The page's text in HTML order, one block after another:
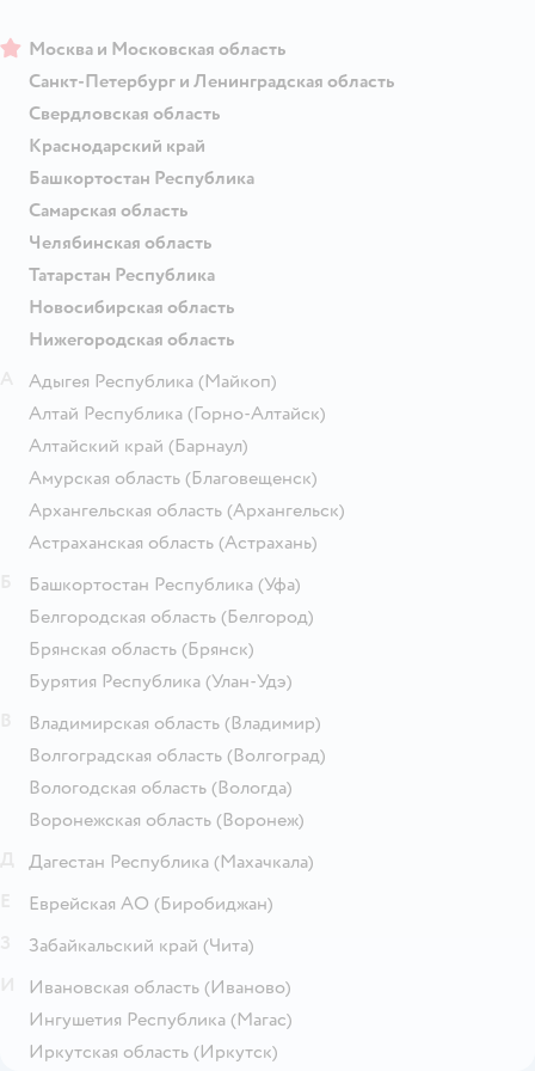
Москва и Московская область
Санкт-Петербург и Ленинградская область
Свердловская область
Краснодарский край
Башкортостан Республика
Самарская область
Челябинская область
Татарстан Республика
Новосибирская область
Нижегородская область
Адыгея Республика (Майкоп)
Алтай Республика (Горно-Алтайск)
Алтайский край (Барнаул)
Амурская область (Благовещенск)
Архангельская область (Архангельск)
Астраханская область (Астрахань)
Башкортостан Республика (Уфа)
Белгородская область (Белгород)
Брянская область (Брянск)
Бурятия Республика (Улан-Удэ)
Владимирская область (Владимир)
Волгоградская область (Волгоград)
Вологодская область (Вологда)
Воронежская область (Воронеж)
Дагестан Республика (Махачкала)
Еврейская АО (Биробиджан)
Забайкальский край (Чита)
Ивановская область (Иваново)
Ингушетия Республика (Магас)
Иркутская область (Иркутск)